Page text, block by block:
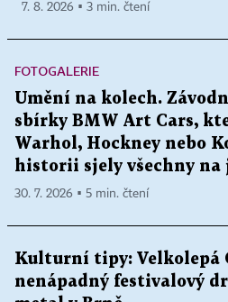
7. 8. 2026 ▪ 3 min. čtení
FOTOGALERIE
Umění na kolech.
sbírky BMW Art Cars,
Warhol, Hockney nebo
historii sjely všechny na
30. 7. 2026 ▪ 5 min. čtení
Kulturní tipy: Velkolepá
nenápadný festivalový